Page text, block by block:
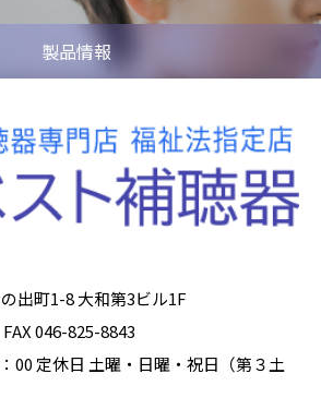
製品情報
出町1-8 大和第3ビル1F
046-825-8843
00 定休日 土曜・日曜・祝日（第３土